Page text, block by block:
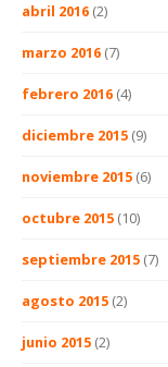
abril 2016 (2)
marzo 2016 (7)
febrero 2016 (4)
diciembre 2015 (9)
noviembre 2015 (6)
octubre 2015 (10)
septiembre 2015 (7)
agosto 2015 (2)
junio 2015 (2)